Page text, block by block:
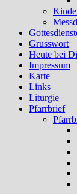
Grusswort
Heute bei
Impressum
Karte
Links
Liturgie
Pfarrbrief